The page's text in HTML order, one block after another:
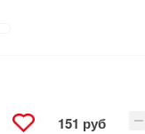
151 руб